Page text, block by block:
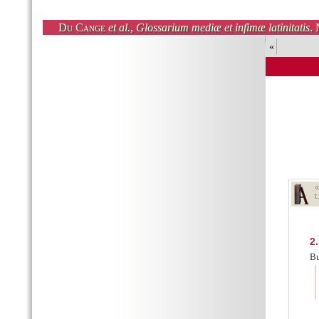
Du Cange et al., Glossarium mediæ et infimæ latinitatis.
«
2.